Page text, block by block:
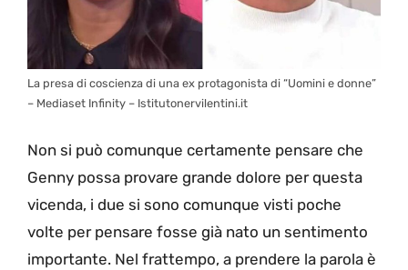
La presa di coscienza di una ex protagonista di “Uomini e donne”
– Mediaset Infinity – Istitutonervilentini.it
Non si può comunque certamente pensare che
Genny possa provare grande dolore per questa
vicenda, i due si sono comunque visti poche
volte per pensare fosse già nato un sentimento
importante. Nel frattempo, a prendere la parola è